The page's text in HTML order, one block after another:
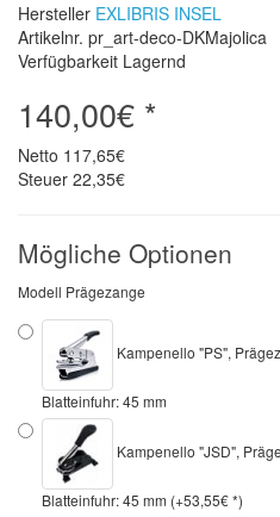
Hersteller EXLIBRIS INSEL
Artikelnr. pr_art-deco-DKMajolica
Verfügbarkeit Lagernd
140,00€ *
Netto 117,65€
Steuer 22,35€
Mögliche Optionen
Modell Prägezange
Kampenello "PS",
Blatteinfuhr: 45 mm
Kampenello "JSD",
Blatteinfuhr: 45 mm (+53,55€ *)